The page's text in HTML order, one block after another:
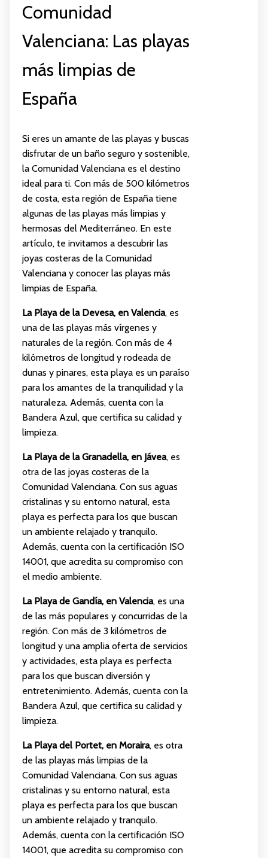
Comunidad
Valenciana: Las playas
más limpias de
España
Si eres un amante de las playas y buscas
disfrutar de un baño seguro y sostenible,
la Comunidad Valenciana es el destino
ideal para ti. Con más de 500 kilómetros
de costa, esta región de España tiene
algunas de las playas más limpias y
hermosas del Mediterráneo. En este
artículo, te invitamos a descubrir las
joyas costeras de la Comunidad
Valenciana y conocer las playas más
limpias de España.
La Playa de la Devesa, en Valencia, es
una de las playas más vírgenes y
naturales de la región. Con más de 4
kilómetros de longitud y rodeada de
dunas y pinares, esta playa es un paraíso
para los amantes de la tranquilidad y la
naturaleza. Además, cuenta con la
Bandera Azul, que certifica su calidad y
limpieza.
La Playa de la Granadella, en Jávea, es
otra de las joyas costeras de la
Comunidad Valenciana. Con sus aguas
cristalinas y su entorno natural, esta
playa es perfecta para los que buscan
un ambiente relajado y tranquilo.
Además, cuenta con la certificación ISO
14001, que acredita su compromiso con
el medio ambiente.
La Playa de Gandía, en Valencia, es una
de las más populares y concurridas de la
región. Con más de 3 kilómetros de
longitud y una amplia oferta de servicios
y actividades, esta playa es perfecta
para los que buscan diversión y
entretenimiento. Además, cuenta con la
Bandera Azul, que certifica su calidad y
limpieza.
La Playa del Portet, en Moraira, es otra
de las playas más limpias de la
Comunidad Valenciana. Con sus aguas
cristalinas y su entorno natural, esta
playa es perfecta para los que buscan
un ambiente relajado y tranquilo.
Además, cuenta con la certificación ISO
14001, que acredita su compromiso con